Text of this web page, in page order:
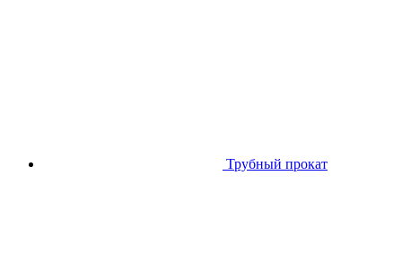
Трубный прокат